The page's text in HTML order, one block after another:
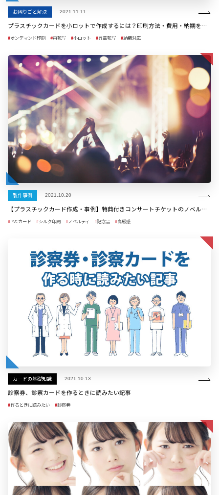
お困りごと解決 2021.11.11
プラスチックカードを小ロットで作成するには？印刷方法・費用・納期を徹底比較
オンデマンド印刷 再転写 小ロット 昇華転写 納期対応
製作事例 2021.10.20
【プラスチックカード作成・事例】特典付きコンサートチケットのノベルティとしてのプラスチックカード
PVCカード シルク印刷 ノベルティ 記念品 高級感
カードの基礎知識 2021.10.13
診察券、診察カードを作るときに読みたい記事
作るときに読みたい 診察券